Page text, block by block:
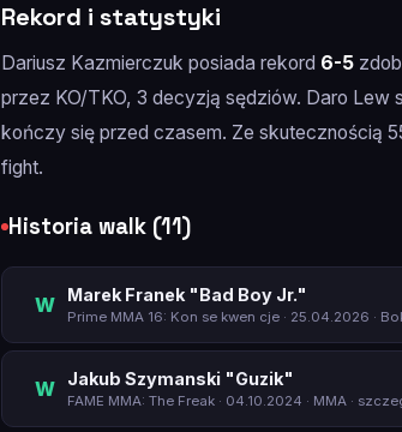
Rekord i statystyki
Dariusz Kazmierczuk posiada rekord 6-5
przez KO/TKO, 3 decyzją sędziów. Daro Lew
kończy się przed czasem. Ze skutecznością
fight.
Historia walk (11)
W Marek Franek "Bad Boy Jr."
Prime MMA 16: Kon se kwen cje · 25.04.2026 ·
W Jakub Szymanski "Guzik"
FAME MMA: The Freak · 04.10.2024 · MMA ·